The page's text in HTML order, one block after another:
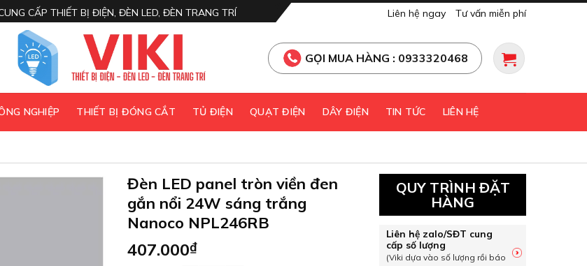
CẤP THIẾT BỊ ĐIỆN, ĐÈN LED, ĐÈN TRANG TRÍ Liên hệ ngay Tư vấn miễn phí
GỌI MUA HÀNG : 0933320468
NGHIỆP THIẾT BỊ ĐÓNG CẮT TỦ ĐIỆN QUẠT ĐIỆN DÂY ĐIỆN TIN TỨC LIÊN HỆ
Đèn LED panel tròn viền đen
gắn nổi 24W sáng trắng
Nanoco NPL246RB
407.000₫
QUY TRÌNH ĐẶT
HÀNG
Liên hệ zalo/SĐT cung
cấp số lượng
(Viki dựa vào số lượng rồi báo